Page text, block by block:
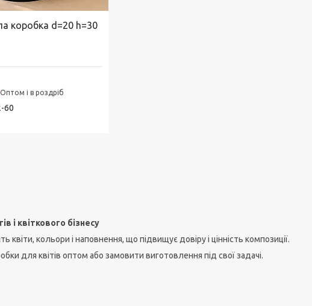
коробка d=20 h=30
Оптом і в роздріб
60
і квіткового бізнесу
кольори і наповнення, що підвищує довіру і цінність композиції.
для квітів оптом або замовити виготовлення під свої задачі.